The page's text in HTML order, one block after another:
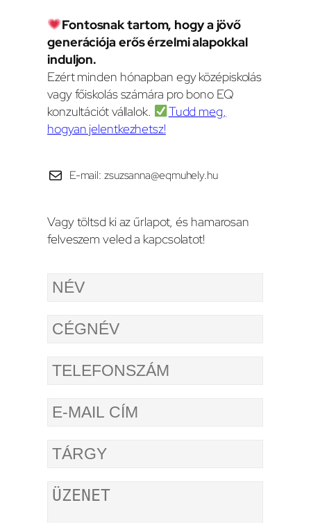
Fontosnak tartom, hogy a jövő
generációja erős érzelmi alapokkal
induljon.
Ezért minden hónapban egy középiskolás
vagy főiskolás számára pro bono EQ
konzultációt vállalok.
Tudd meg,
hogyan jelentkezhetsz!
E-mail: zsuzsanna@eqmuhely.hu
Vagy töltsd ki az űrlapot, és hamarosan
felveszem veled a kapcsolatot!